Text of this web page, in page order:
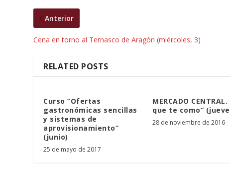
Anterior
Cena en torno al Ternasco de Aragón (miércoles, 3)
RELATED POSTS
Curso “Ofertas
gastronómicas sencillas
y sistemas de
aprovisionamiento”
(junio)
25 de mayo de 2017
MERCADO
que te como”
28 de noviembre de 2016